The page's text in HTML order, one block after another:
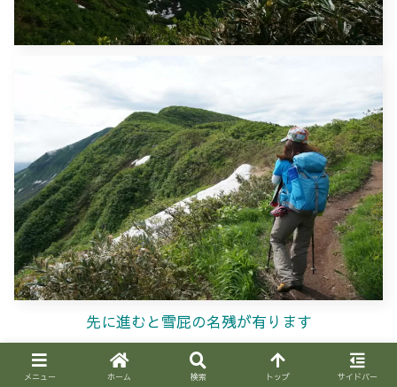
先に進むと雪屁の名残が有ります
メニュー ホーム 検索 トップ サイドバー